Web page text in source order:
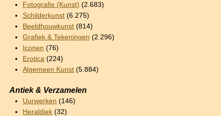
Fotografie (Kunst) (2.683)
Schilderkunst (6.275)
Beeldhouwkunst (814)
Grafiek & Tekeningen (2.296)
Iconen (76)
Erotica (224)
Algemeen Kunst (5.884)
Antiek & Verzamelen
Uurwerken (146)
Heraldiek (32)